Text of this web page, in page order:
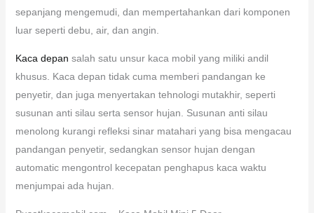
sepanjang mengemudi, dan mempertahankan dari komponen
luar seperti debu, air, dan angin.
Kaca depan salah satu unsur kaca mobil yang miliki andil
khusus. Kaca depan tidak cuma memberi pandangan ke
penyetir, dan juga menyertakan tehnologi mutakhir, seperti
susunan anti silau serta sensor hujan. Susunan anti silau
menolong kurangi refleksi sinar matahari yang bisa mengacau
pandangan penyetir, sedangkan sensor hujan dengan
automatic mengontrol kecepatan penghapus kaca waktu
menjumpai ada hujan.